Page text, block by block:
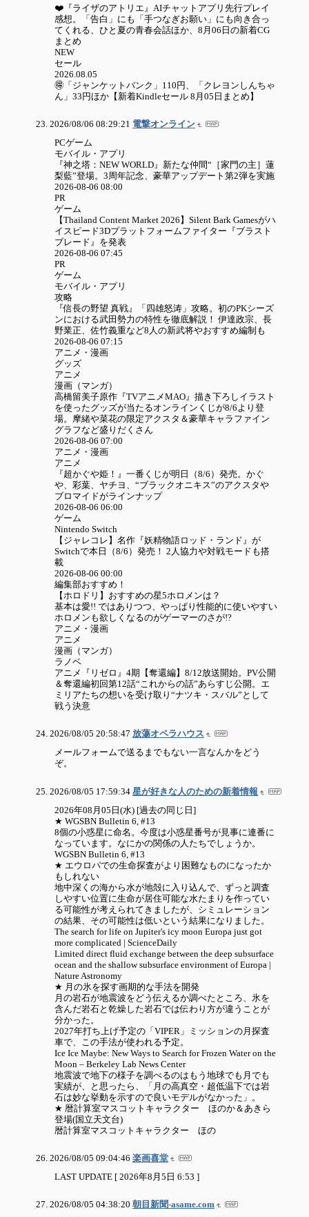
❤️『ライザのアトリエ』AIチャットアプリ先行プレイ
感想。「告白」にも「手つなぎお願い」にも向き合っ
てくれる、ひと夏の青春会話ほか、8月06日の新着CG
まとめ
NEW
セール
2026.08.05
🉐「ジャンケットバンク」110円、「クレヨンしんちゃ
ん」33円ほか【新着Kindleセール 8月05日まとめ】
2026/08/06 08:29:21 電撃オンライン
PCゲーム
モバイル・アプリ
『神之塔：NEW WORLD』新たな仲間“［家門の主］蓮
梨藍”登場。3周年記念、豪華アップデート第2弾を実施
2026-08-06 08:00
PR
ゲーム
【Thailand Content Market 2026】Silent Bark Gamesがハ
イスピード3Dプラットフォームファイター『ブラスト
ブレード』を発表
2026-08-06 07:45
PR
ゲーム
モバイル・アプリ
攻略
『信長の野望 真戦』「四雄怒涛」攻略。初のPKシーズ
ンにおける武田勢力の特性を徹底解説！ 伊達政宗、長
野業正、佐竹義重など8人の新武将やおすすめ編制も
2026-08-06 07:15
アニメ・漫画
グッズ
アニメ
漫画（マンガ）
高橋留美子原作『TVアニメMAO』描き下ろしイラスト
を使ったグッズが当たるオンラインくじが8/6より登
場。摩緒や菜花の限定アクスタ＆豪華キャラファイン
グラフなど盛りだくさん
2026-08-06 07:00
アニメ・漫画
アニメ
『超かぐや姫！』一番くじが明日（8/6）発売。かぐ
や、彩葉、ヤチヨ、“ブラックオニキス”のアクスタや
ブロマイドがラインナップ
2026-08-06 06:00
ゲーム
Nintendo Switch
【ジャレコレ】名作『妖精物語ロッド・ランド』が
Switchで本日（8/6）発売！ 2人協力や対戦モードも搭
載
2026-08-06 00:00
編集部おすすめ！
【ホロドリ】おすすめの星5ホロメンは？
基本は愛!! ではありつつ、やっぱり性能的に使いやすい
ホロメンも欲しくなるのがゲーマーのさが!?
アニメ・漫画
アニメ
漫画（マンガ）
ラノベ
アニメ『リゼロ』4期【奪還編】8/12放送開始。PV公開
＆奪還編初回第12話“これからの話”あらすじ公開。エ
ミリアたちの想いを受け取り“ナツキ・スバル”として
戦う決意
2026/08/05 20:58:47 放蕩オペラハウス
メールフォームで送るまでもない一言なんかをどう
ぞ。
2026/08/05 17:59:34 星が好きな人のための新着情報
2026年08月05日(水) [過去の同じ日]
★ WGSBN Bulletin 6, #13
8個の小惑星に命名。今度は小惑星番号が見事に連番に
なっています。なにかの関係の人たちでしょうか。
WGSBN Bulletin 6, #13
★ エウロパでの生命探査がより困難なものになったか
もしれない
地中深くの海から水が地殻に入り込んで、ずっと調査
しやすい位置に生命が居住可能な水たまりを作ってい
る可能性が考えられてきましたが、シミュレーション
の結果、その可能性は低いという結果になりました。
The search for life on Jupiter's icy moon Europa just got
more complicated | ScienceDaily
Limited direct fluid exchange between the deep subsurface
ocean and the shallow subsurface environment of Europa |
Nature Astronomy
★ 月の氷を探す画期的な手法を開発
月の岩石が地震波をどう伝えるか調べたところ、氷を
含んだ岩石と乾燥した岩石では伝わり方が違うことが
分かった。
2027年打ち上げ予定の「VIPER」ミッションの月探査
車で、この手法が使われる予定。
Ice Ice Maybe: New Ways to Search for Frozen Water on the
Moon – Berkeley Lab News Center
地震波で地下の様子を調べるのはもう地球でも月でも
実績が、と思ったら、「月の高真空・超低温下では岩
石は妙な挙動を示すので良いモデルがなかった」。
★ 暦計算室マスコットキャラクター ほのか＆あきら
登場(国立天文台)
暦計算室マスコットキャラクター ほの
2026/08/05 09:04:46 楽画喜堂
LAST UPDATE [ 2026年8月5日 6:53 ]
2026/08/05 04:38:20 朝目新聞-asame.com